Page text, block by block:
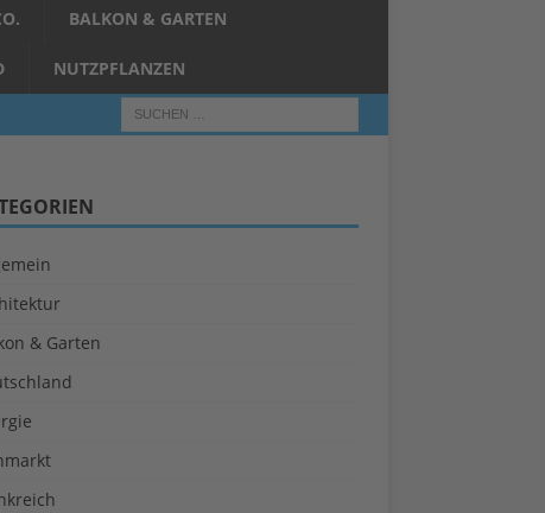
BALKON & GARTEN
NUTZPFLANZEN
& Garten